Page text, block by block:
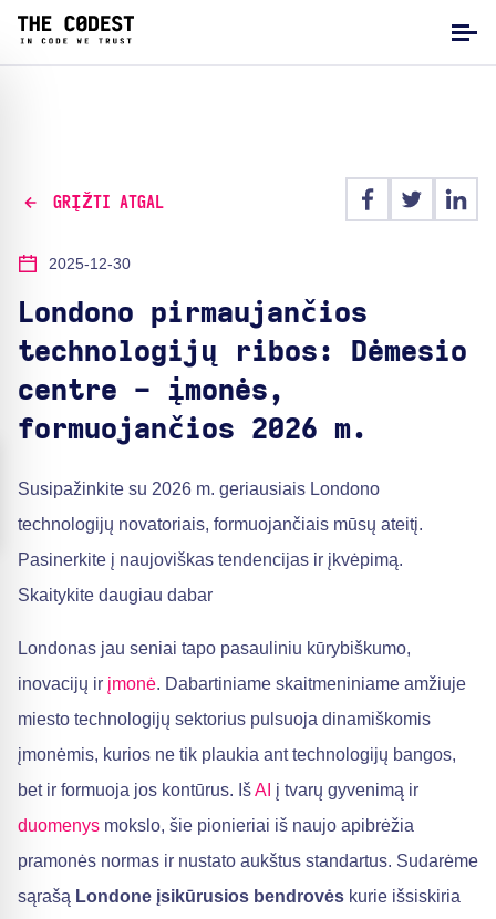
GRĮŽTI ATGAL
2025-12-30
Londono pirmaujančios
technologijų ribos: Dėmesio
centre - įmonės,
formuojančios 2026 m.
Susipažinkite su 2026 m. geriausiais Londono
technologijų novatoriais, formuojančiais mūsų ateitį.
Pasinerkite į naujoviškas tendencijas ir įkvėpimą.
Skaitykite daugiau dabar
Londonas jau seniai tapo pasauliniu kūrybiškumo,
inovacijų ir įmonė. Dabartiniame skaitmeniniame amžiuje
miesto technologijų sektorius pulsuoja dinamiškomis
įmonėmis, kurios ne tik plaukia ant technologijų bangos,
bet ir formuoja jos kontūrus. IšAI į tvarų gyvenimą ir
duomenys mokslo, šie pionieriai iš naujo apibrėžia
pramonės normas ir nustato aukštus standartus. Sudarėme
sąrašą Londone įsikūrusios bendrovės kurie išsiskiria